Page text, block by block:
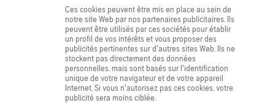
Ces cookies peuvent être mis en place au sein de
notre site Web par nos partenaires publicitaires. Ils
peuvent être utilisés par ces sociétés pour établir
un profil de vos intérêts et vous proposer des
publicités pertinentes sur d'autres sites Web. Ils ne
stockent pas directement des données
personnelles, mais sont basés sur l'identification
unique de votre navigateur et de votre appareil
Internet. Si vous n'autorisez pas ces cookies, votre
publicité sera moins ciblée.